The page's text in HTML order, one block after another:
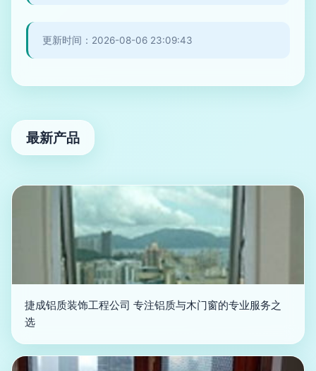
更新时间：2026-08-06 23:09:43
最新产品
捷成铝质装饰工程公司 专注铝质与木门窗的专业服务之
选